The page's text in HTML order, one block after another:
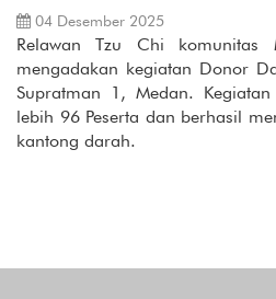
04 Desember 2025
Relawan Tzu Chi komunitas
mengadakan kegiatan Donor
Supratman 1, Medan.
lebih 96 Peserta dan berhasil
kantong darah.